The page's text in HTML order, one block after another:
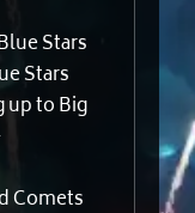
Stars
Stars
up to Big
Comets